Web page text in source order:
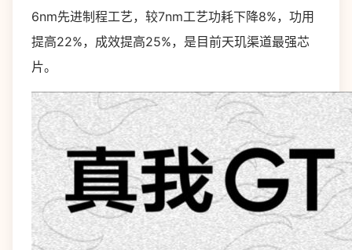
6nm先进制程工艺，较7nm工艺功耗下降8%，功用
提高22%，成效提高25%，是目前天玑渠道最强芯
片。